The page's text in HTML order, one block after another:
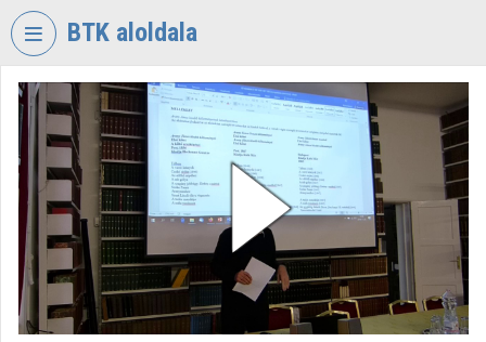
Fejléc kihagyása
BTK aloldala
VIDEOTORIUM
BÖLCSÉSZETTUDOMÁNYI
KUTATÓKÖZPONT
Intézményi kezdőlap
Bejelentkezés
Intézményi felfedezés